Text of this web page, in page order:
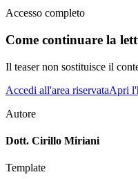
Accesso completo
Come continuare la
Il teaser non sostituisce il
Accedi all'area riservataApri
Autore
Dott. Cirillo Miriani
Template